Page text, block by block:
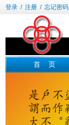
登录/ 注册/ 忘记密码
首 页